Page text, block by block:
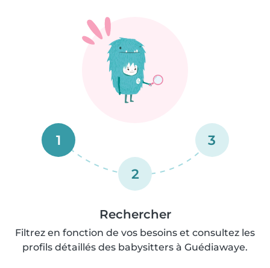
1
2
3
Rechercher
Filtrez en fonction de vos besoins et consultez les
profils détaillés des babysitters à Guédiawaye.